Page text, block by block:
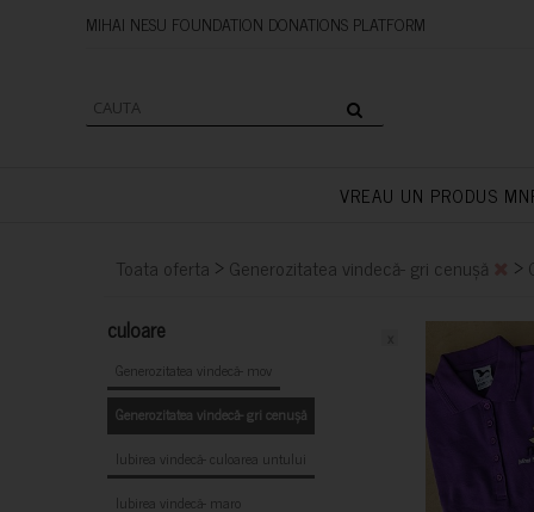
MIHAI NESU FOUNDATION
VREAU UN PRODUS
Toata oferta > Generozitatea vindecă- gri cenușă >
culoare
Generozitatea vindecă- mov
Generozitatea vindecă- gri cenușă
Iubirea vindecă- culoarea untului
Iubirea vindecă- maro